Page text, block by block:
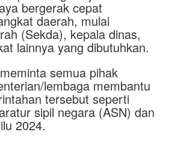
bergerak cepat
daerah, mulai
(Sekda), kepala dinas,
lainnya yang dibutuhkan.
semua pihak
lembaga membantu
tersebut seperti
sipil negara (ASN) dan
2024.